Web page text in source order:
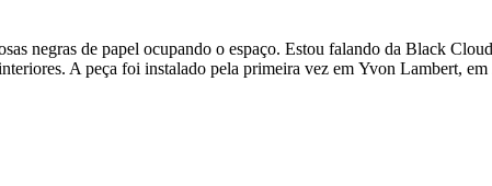
negras de papel ocupando o espaço. Estou falando da Black
A peça foi instalado pela primeira vez em Yvon Lambert,